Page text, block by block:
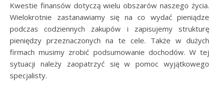
Kwestie finansów dotyczą wielu obszarów naszego życia.
Wielokrotnie zastanawiamy się na co wydać pieniądze
podczas codziennych zakupów i zapisujemy strukturę
pieniędzy przeznaczonych na te cele. Także w dużych
firmach musimy zrobić podsumowanie dochodów. W tej
sytuacji należy zaopatrzyć się w pomoc wyjątkowego
specjalisty.